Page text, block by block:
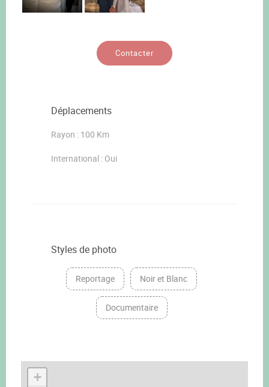
Contacter
Déplacements
Rayon : 100 Km
International : Oui
Styles de photo
Reportage Noir et Blanc
Documentaire
+